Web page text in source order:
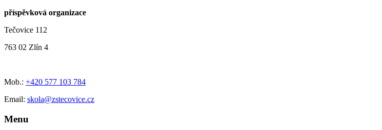
příspěvková organizace
Tečovice 112
763 02 Zlín 4
Mob.: +420 577 103 784
Email: skola@zstecovice.cz
Menu